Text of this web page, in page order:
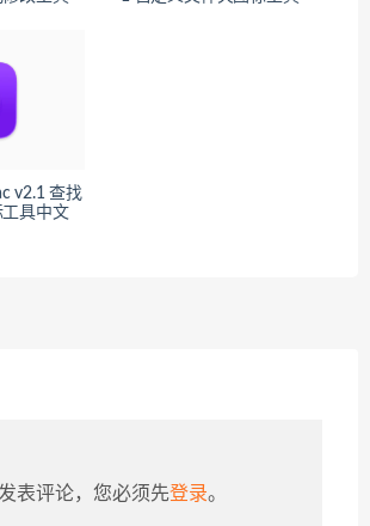
v2.1 查找
具中文
表评论，您必须先登录。